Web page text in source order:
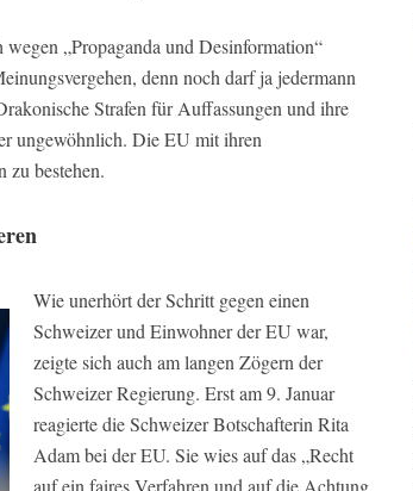
„Propaganda und Desinformation“
denn noch darf ja jedermann
Strafen für Auffassungen und ihre
ungewöhnlich. Die EU mit ihren
zu bestehen.
Wie unerhört der Schritt gegen einen
Schweizer und Einwohner der EU war,
zeigte sich auch am langen Zögern der
Schweizer Regierung. Erst am 9. Januar
reagierte die Schweizer Botschafterin Rita
Adam bei der EU. Sie wies auf das „Recht
auf ein faires Verfahren und auf die Achtung